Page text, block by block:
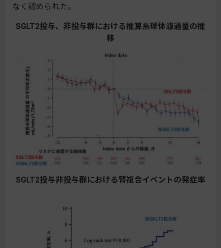
なく認められた。
SGLT2投与、非投与群における推算糸球体濾過量の推
移
SGLT2投与非投与群における腎複合イベントの発症率